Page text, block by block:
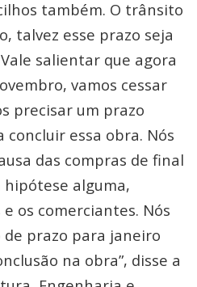
também. O trânsito
talvez esse prazo seja
salientar que agora
vamos cessar
precisar um prazo
essa obra. Nós
das compras de final
alguma,
os comerciantes. Nós
prazo para janeiro
na obra”, disse a